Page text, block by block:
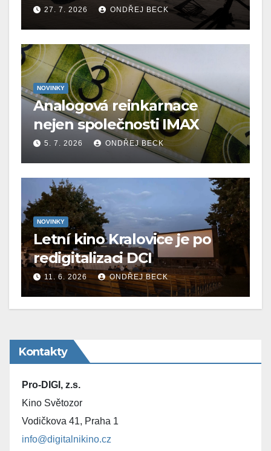
27. 7. 2026 ONDŘEJ BECK
NOVINKY
Analogová reinkarnace
nejen společnosti IMAX
5. 7. 2026 ONDŘEJ BECK
NOVINKY
Letní kino Kralovice je po
redigitalizaci DCI
11. 6. 2026 ONDŘEJ BECK
Kontakty
Pro-DIGI, z.s.
Kino Světozor
Vodičkova 41, Praha 1
info@digitalnikino.cz